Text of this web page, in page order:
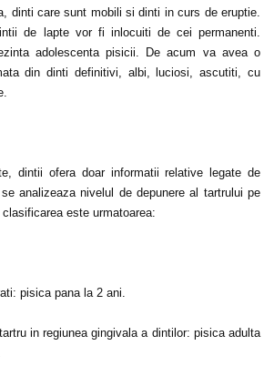
dinti care sunt mobili si dinti in curs de eruptie.
de lapte vor fi inlocuiti de cei permanenti.
adolescenta pisicii. De acum va avea o
din dinti definitivi, albi, luciosi, ascutiti, cu
dintii ofera doar informatii relative legate de
analizeaza nivelul de depunere al tartrului pe
este urmatoarea:
pisica pana la 2 ani.
in regiunea gingivala a dintilor: pisica adulta